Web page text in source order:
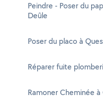
Peindre - Poser du
Deûle
Poser du placo à
Réparer fuite
Ramoner Cheminée